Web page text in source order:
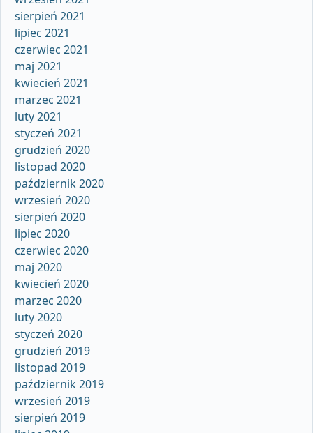
sierpień 2021
lipiec 2021
czerwiec 2021
maj 2021
kwiecień 2021
marzec 2021
luty 2021
styczeń 2021
grudzień 2020
listopad 2020
październik 2020
wrzesień 2020
sierpień 2020
lipiec 2020
czerwiec 2020
maj 2020
kwiecień 2020
marzec 2020
luty 2020
styczeń 2020
grudzień 2019
listopad 2019
październik 2019
wrzesień 2019
sierpień 2019